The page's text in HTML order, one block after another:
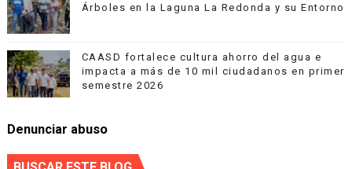
Árboles en la Laguna La Redonda y su Entorno
CAASD fortalece cultura ahorro del agua e
impacta a más de 10 mil ciudadanos en primer
semestre 2026
Denunciar abuso